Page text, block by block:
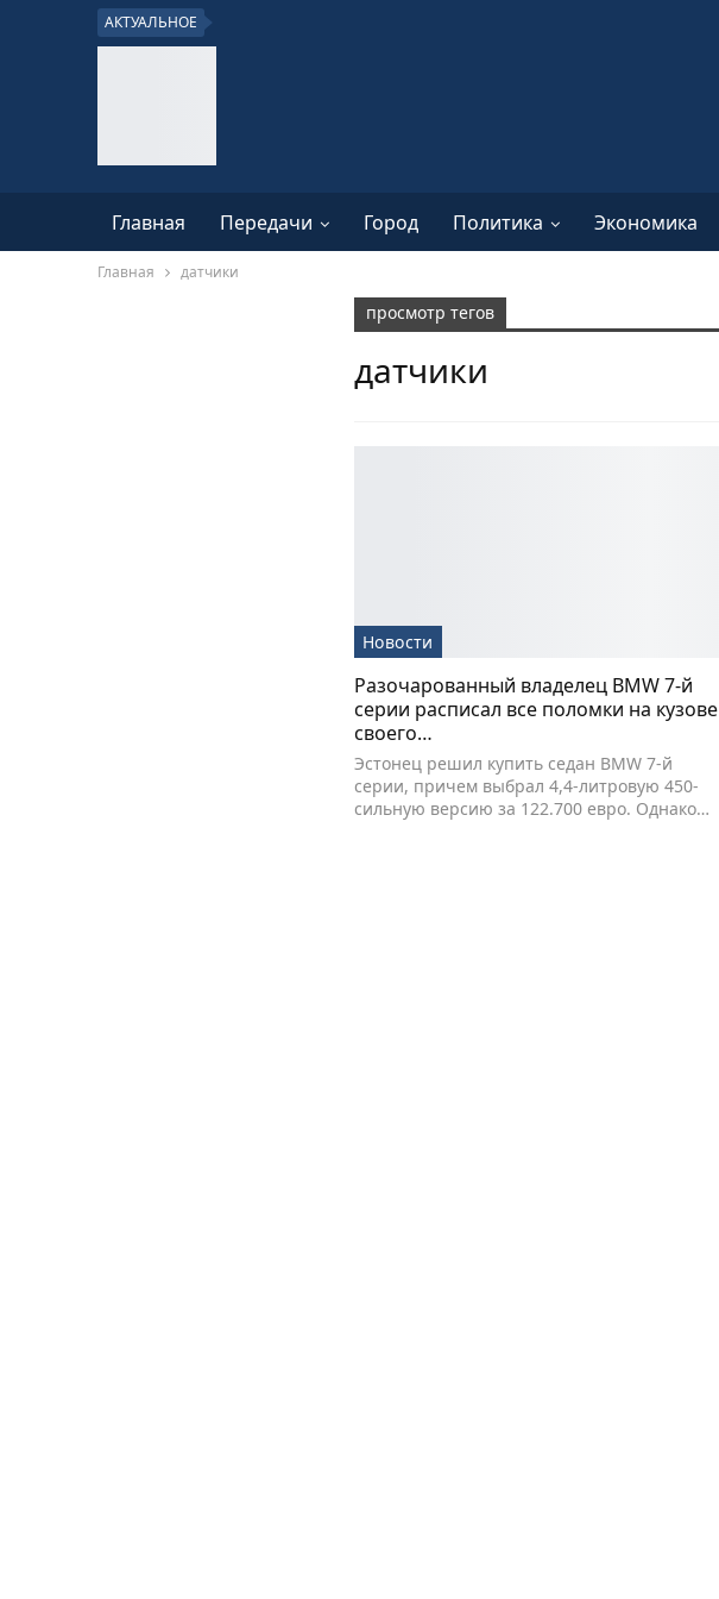
АКТУАЛЬНОЕ
Главная Передачи Город Политика Экономика
Главная датчики
просмотр тегов
датчики
Новости
Разочарованный владелец BMW 7-й
серии расписал все поломки на кузове
своего…
Эстонец решил купить седан BMW 7-й
серии, причем выбрал 4,4-литровую 450-
сильную версию за 122.700 евро. Однако…